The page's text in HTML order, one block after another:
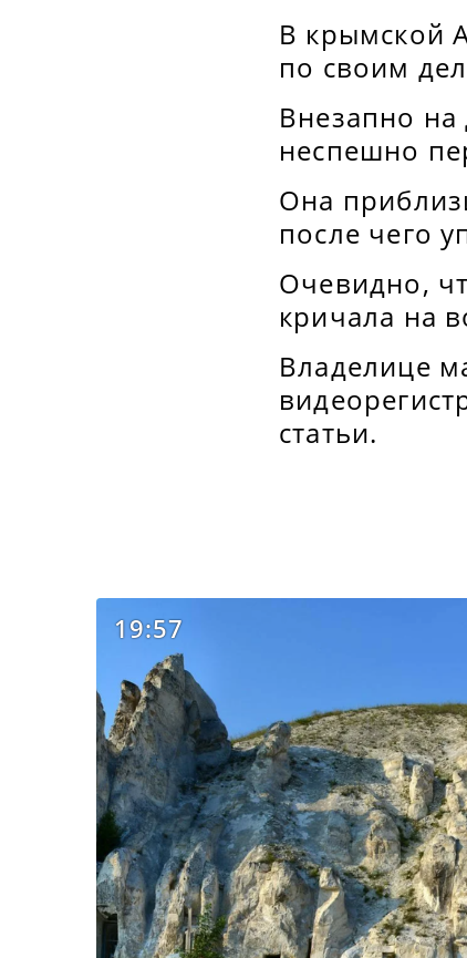
В крымской
по своим
Внезапно
неспешно
Она
после чего
Очевидно,
кричала на
Владелице
статьи.
19:57